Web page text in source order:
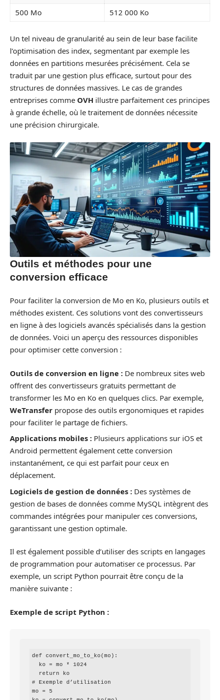
500 Mo
512 000 Ko
Un tel niveau de granularité au sein de leur base facilite
l’optimisation des index, segmentant par exemple les
données en partitions mesurées précisément. Cela se
traduit par une gestion plus efficace, surtout pour des
structures de données massives. Le cas de grandes
entreprises comme OVH illustre parfaitement ces principes
à grande échelle, où le traitement de données nécessite
une précision chirurgicale.
Outils et méthodes pour une
conversion efficace
Pour faciliter la conversion de Mo en Ko, plusieurs outils et
méthodes existent. Ces solutions vont des convertisseurs
en ligne à des logiciels avancés spécialisés dans la gestion
de données. Voici un aperçu des ressources disponibles
pour optimiser cette conversion :
Outils de conversion en ligne : De nombreux sites web
offrent des convertisseurs gratuits permettant de
transformer les Mo en Ko en quelques clics. Par exemple,
WeTransfer propose des outils ergonomiques et rapides
pour faciliter le partage de fichiers.
Applications mobiles : Plusieurs applications sur iOS et
Android permettent également cette conversion
instantanément, ce qui est parfait pour ceux en
déplacement.
Logiciels de gestion de données : Des systèmes de
gestion de bases de données comme MySQL intègrent des
commandes intégrées pour manipuler ces conversions,
garantissant une gestion optimale.
Il est également possible d’utiliser des scripts en langages
de programmation pour automatiser ce processus. Par
exemple, un script Python pourrait être conçu de la
manière suivante :
Exemple de script Python :
def convert_mo_to_ko(mo):
# Exemple d’utilisation
mo = 5